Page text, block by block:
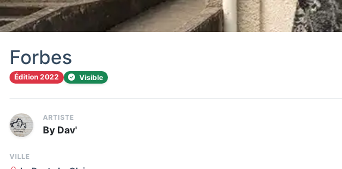
Forbes
Édition 2022 Visible
ARTISTE
By Dav'
VILLE